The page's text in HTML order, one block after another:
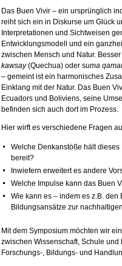
Das Buen Vivir – ein ursprünglich
reiht sich ein in Diskurse um Glück
Interpretationen und Sichtweisen
Entwicklungsmodell und ein
zwischen Mensch und Natur.
kawsay(Quechua) oder suma
– gemeint ist ein harmonisches
Einklang mit der Natur. Das Buen
Ecuadors und Boliviens, seine
befinden sich auch dort im Prozess.
Hier wirft es verschiedene Fragen
Welche Denkanstöße hält
bereit?
Inwiefern erweitert es andere
Welche Impulse kann das Buen
Wie kann es – indem es z.B.
Bildungsansätze zur
Mit dem Symposium möchten wir
zwischen Wissenschaft, Schule und
Forschungs-, Bildungs- und